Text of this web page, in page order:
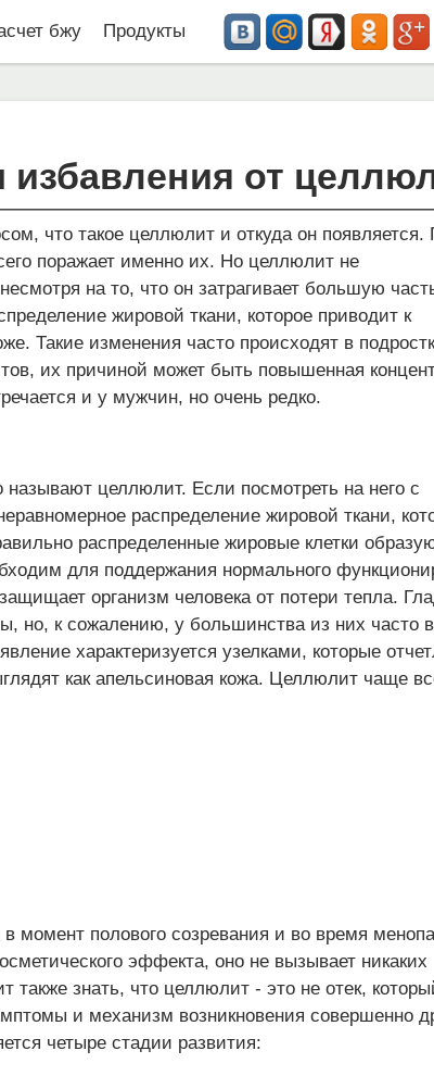
бжу Продукты
от
что такое целлюлит и откуда он появляется.
поражает именно их. Но целлюлит не
на то, что он затрагивает большую
жировой ткани, которое приводит к
Такие изменения часто происходят в
их причиной может быть повышенная
и у мужчин, но очень редко.
называют целлюлит. Если посмотреть на него с
распределение жировой ткани,
распределенные жировые клетки
для поддержания нормального
организм человека от потери тепла.
но, к сожалению, у большинства из них часто
характеризуется узелками, которые
как апельсиновая кожа. Целлюлит чаще
момент полового созревания и во время
эффекта, оно не вызывает никаких
также знать, что целлюлит - это не отек,
и механизм возникновения совершенно
четыре стадии развития: